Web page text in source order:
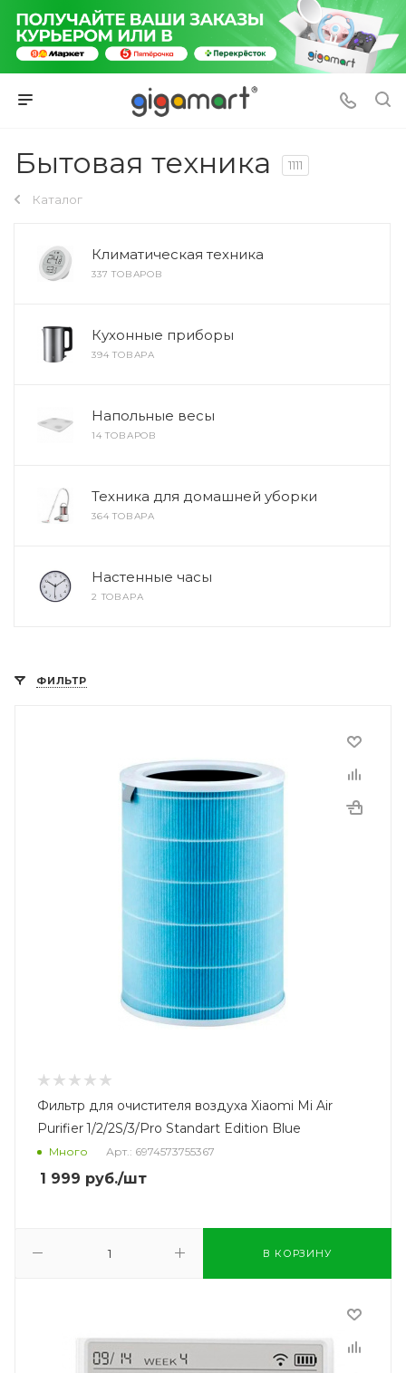
Бытовая техника 1111
Каталог
Климатическая техника
337 ТОВАРОВ
Кухонные приборы
394 ТОВАРА
Напольные весы
14 ТОВАРОВ
Техника для домашней уборки
364 ТОВАРА
Настенные часы
2 ТОВАРА
ФИЛЬТР
Фильтр для очистителя воздуха Xiaomi Mi Air
Purifier 1/2/2S/3/Pro Standart Edition Blue
Много Арт.: 6974573755367
1 999 руб./шт
В КОРЗИНУ